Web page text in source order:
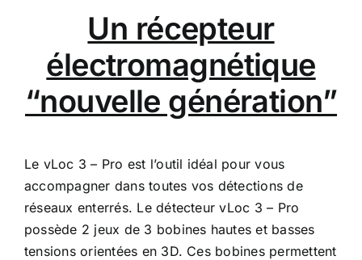
Un récepteur
électromagnétique
“nouvelle génération”
Le vLoc 3 – Pro est l’outil idéal pour vous
accompagner dans toutes vos détections de
réseaux enterrés. Le détecteur vLoc 3 – Pro
possède 2 jeux de 3 bobines hautes et basses
tensions orientées en 3D. Ces bobines permettent